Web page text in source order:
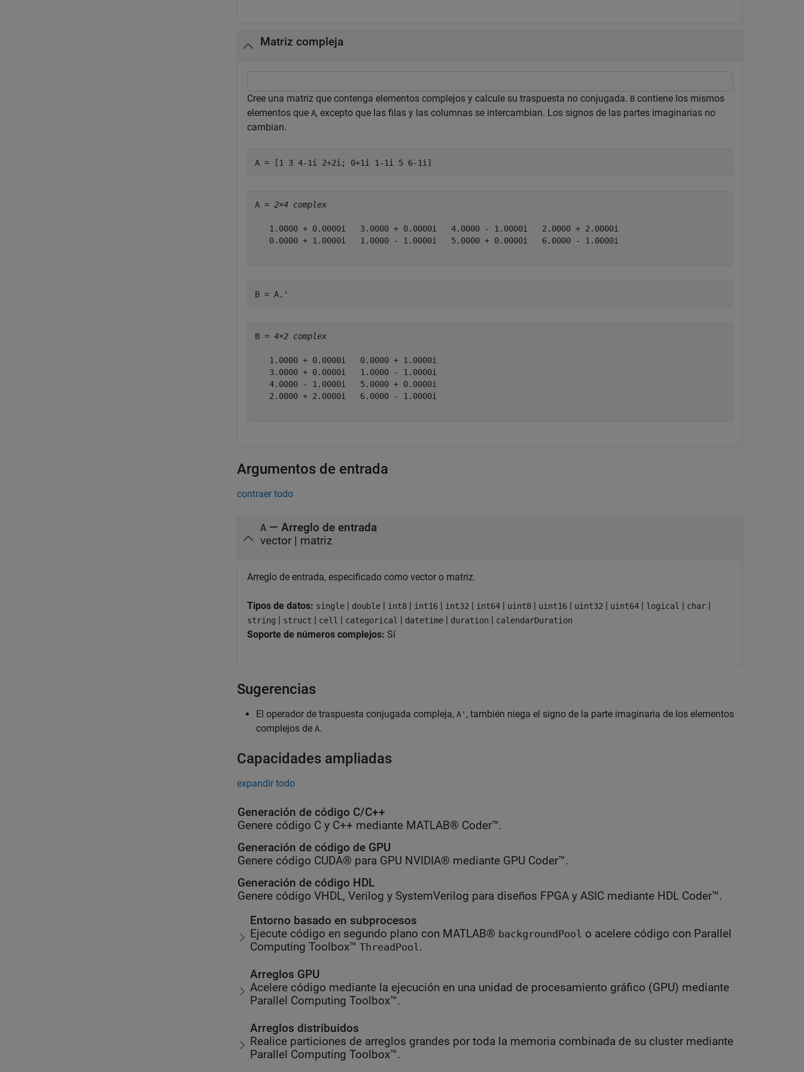
Matriz compleja
Cree una matriz que contenga elementos complejos y calcule su traspuesta no conjugada. B contiene los mismos
elementos que A, excepto que las filas y las columnas se intercambian. Los signos de las partes imaginarias no
cambian.
A = [1 3 4-1i 2+2i; 0+1i 1-1i 5 6-1i]
A = 2×4 complex
   1.0000 + 0.0000i   3.0000 + 0.0000i   4.0000 - 1.0000i   2.0000 + 2.0000i
   0.0000 + 1.0000i   1.0000 - 1.0000i   5.0000 + 0.0000i   6.0000 - 1.0000i
B = A.'
B = 4×2 complex
   1.0000 + 0.0000i   0.0000 + 1.0000i
   3.0000 + 0.0000i   1.0000 - 1.0000i
   4.0000 - 1.0000i   5.0000 + 0.0000i
   2.0000 + 2.0000i   6.0000 - 1.0000i
Argumentos de entrada
contraer todo
A — Arreglo de entrada
vector | matriz
Arreglo de entrada, especificado como vector o matriz.
Tipos de datos: single | double | int8 | int16 | int32 | int64 | uint8 | uint16 | uint32 | uint64 | logical | char |
string | struct | cell | categorical | datetime | duration | calendarDuration
Soporte de números complejos: Sí
Sugerencias
El operador de traspuesta conjugada compleja, A' , también niega el signo de la parte imaginaria de los elementos
complejos de A.
Capacidades ampliadas
expandir todo
Generación de código C/C++
Genere código C y C++ mediante MATLAB® Coder™.
Generación de código de GPU
Genere código CUDA® para GPU NVIDIA® mediante GPU Coder™.
Generación de código HDL
Genere código VHDL, Verilog y SystemVerilog para diseños FPGA y ASIC mediante HDL Coder™.
Entorno basado en subprocesos
Ejecute código en segundo plano con MATLAB® backgroundPool o acelere código con Parallel
Computing Toolbox™ ThreadPool.
Arreglos GPU
Acelere código mediante la ejecución en una unidad de procesamiento gráfico (GPU) mediante
Parallel Computing Toolbox™.
Arreglos distribuidos
Realice particiones de arreglos grandes por toda la memoria combinada de su cluster mediante
Parallel Computing Toolbox™.